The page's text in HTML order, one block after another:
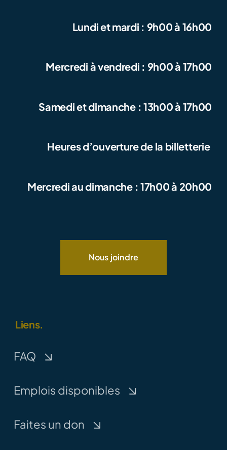
Lundi et mardi : 9h00 à 16h00
Mercredi à vendredi : 9h00 à 17h00
Samedi et dimanche : 13h00 à 17h00
Heures d’ouverture de la billetterie
Mercredi au dimanche : 17h00 à 20h00
Nous joindre
Liens.
FAQ
Emplois disponibles
Faites un don